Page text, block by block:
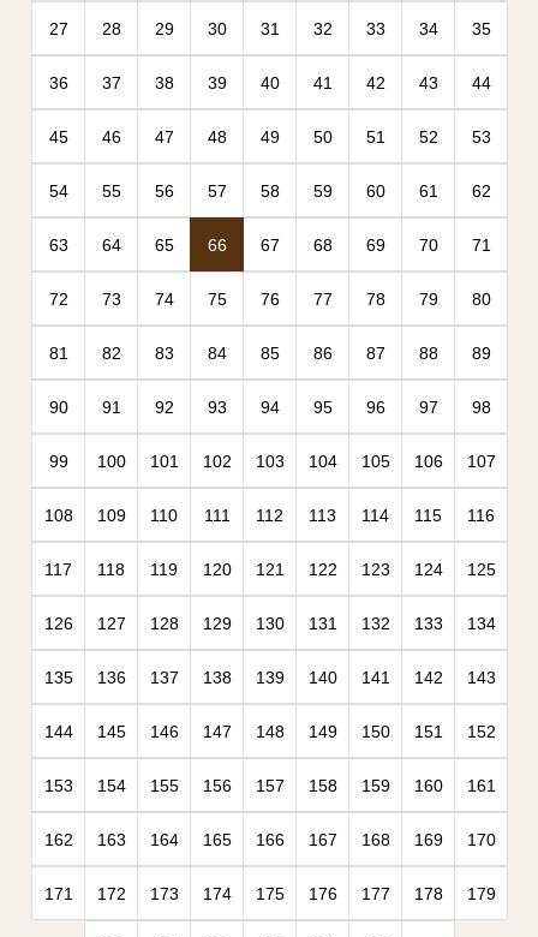
27 28 29 30 31 32 33 34 35
36 37 38 39 40 41 42 43 44
45 46 47 48 49 50 51 52 53
54 55 56 57 58 59 60 61 62
63 64 65 66 67 68 69 70 71
72 73 74 75 76 77 78 79 80
81 82 83 84 85 86 87 88 89
90 91 92 93 94 95 96 97 98
99 100 101 102 103 104 105 106 107
108 109 110 111 112 113 114 115 116
117 118 119 120 121 122 123 124 125
126 127 128 129 130 131 132 133 134
135 136 137 138 139 140 141 142 143
144 145 146 147 148 149 150 151 152
153 154 155 156 157 158 159 160 161
162 163 164 165 166 167 168 169 170
171 172 173 174 175 176 177 178 179